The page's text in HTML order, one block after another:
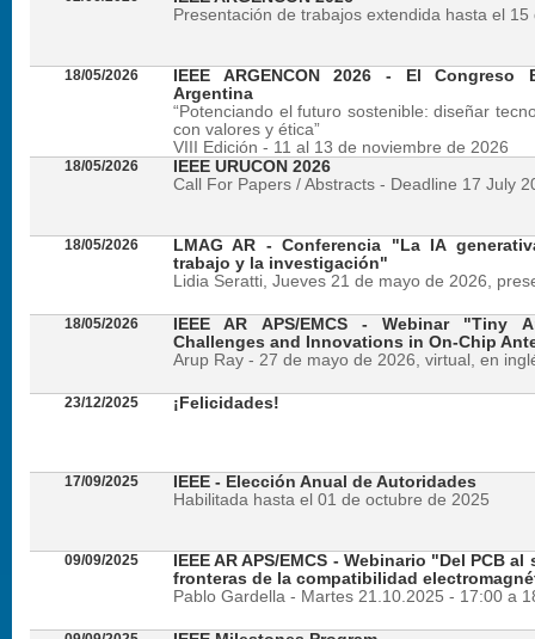
Presentación de trabajos extendida hasta el 15
18/05/2026
IEEE ARGENCON 2026 - El
Argentina
“Potenciando el futuro sostenible: diseñar
con valores y ética”
VIII Edición - 11 al 13 de noviembre de 2026
18/05/2026
IEEE URUCON 2026
Call For Papers / Abstracts - Deadline 17 July
18/05/2026
LMAG AR - Conferencia "La IA
trabajo y la investigación"
Lidia Seratti, Jueves 21 de mayo de 2026,
18/05/2026
IEEE AR APS/EMCS - Webinar "Tiny
Challenges and Innovations in On-Chip
Arup Ray - 27 de mayo de 2026, virtual, en
23/12/2025 ¡Felicidades!
17/09/2025
IEEE - Elección Anual de Autoridades
Habilitada hasta el 01 de octubre de 2025
09/09/2025
IEEE AR APS/EMCS - Webinario "Del PCB
fronteras de la compatibilidad
Pablo Gardella - Martes 21.10.2025 - 17:00 a